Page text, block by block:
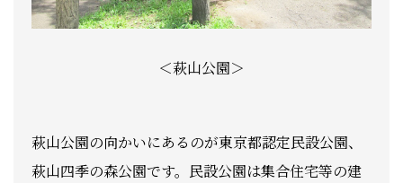
＜萩山公園＞
萩山公園の向かいにあるのが東京都認定民設公園、
萩山四季の森公園です。民設公園は集合住宅等の建